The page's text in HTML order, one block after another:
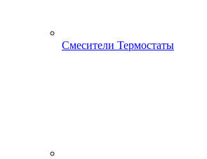
Смесители Термостаты